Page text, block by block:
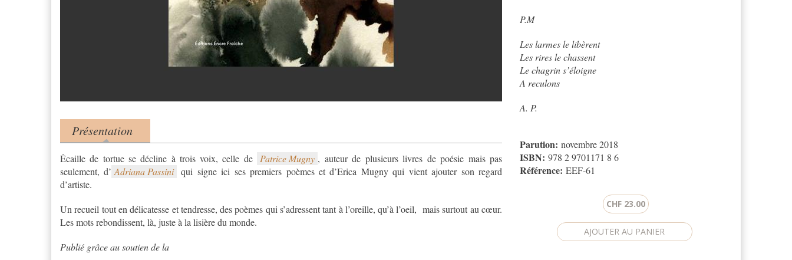
P.M
Les larmes le libèrent
Les rires le chassent
Le chagrin s’éloigne
A reculons
A. P.
Parution: novembre 2018
ISBN: 978 2 9701171 8 6
Référence: EEF-61
CHF 23.00
Product tabs
Présentation
(onglet actif)
Écaille de tortue se décline à trois voix, celle de Patrice Mugny , auteur de plusieurs livres de poésie mais pas
seulement, d’ Adriana Passini qui signe ici ses premiers poèmes et d’Erica Mugny qui vient ajouter son regard
d’artiste.
Un recueil tout en délicatesse et tendresse, des poèmes qui s’adressent tant à l’oreille, qu’à l’oeil, mais surtout au cœur.
Les mots rebondissent, là, juste à la lisière du monde.
Publié grâce au soutien de la